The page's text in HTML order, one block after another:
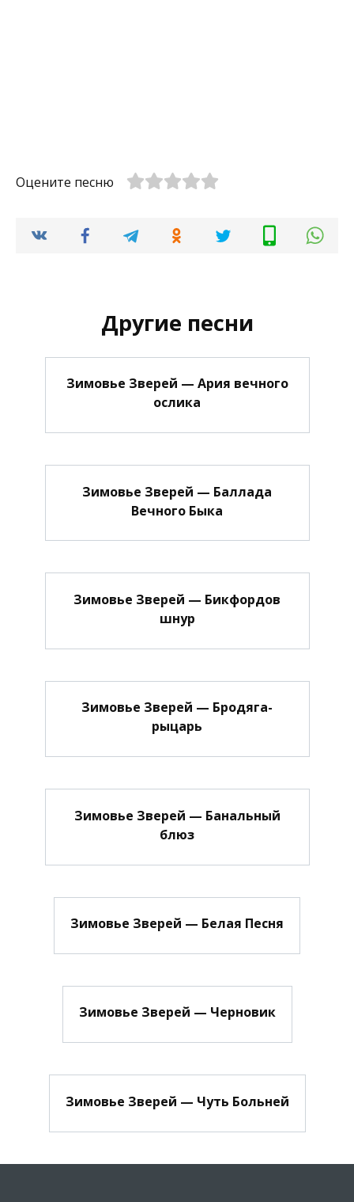
Оцените песню
Другие песни
Зимовье Зверей — Ария вечного
ослика
Зимовье Зверей — Баллада
Вечного Быка
Зимовье Зверей — Бикфордов
шнур
Зимовье Зверей — Бродяга-
рыцарь
Зимовье Зверей — Банальный
блюз
Зимовье Зверей — Белая Песня
Зимовье Зверей — Черновик
Зимовье Зверей — Чуть Больней